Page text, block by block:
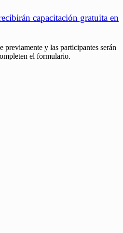
capacitación gratuita en
previamente y las participantes serán
el formulario.